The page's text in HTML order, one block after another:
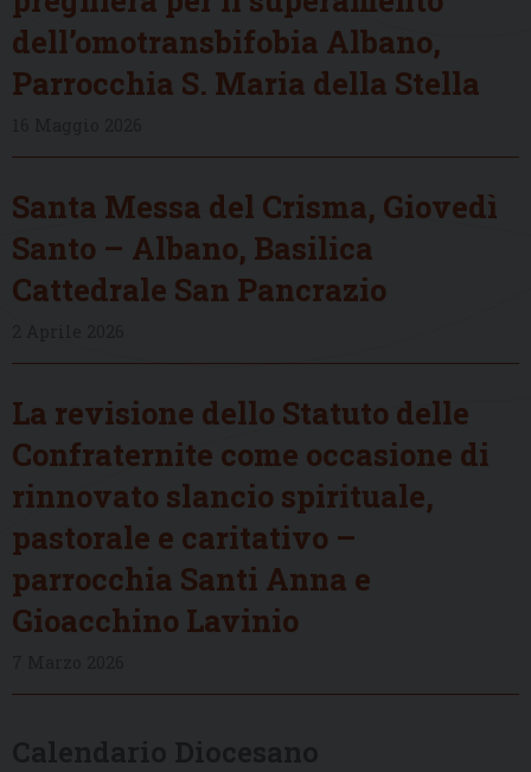
dell’omotransbifobia Albano,
Parrocchia S. Maria della Stella
Santa Messa del Crisma, Giovedì
Santo – Albano, Basilica
Cattedrale San Pancrazio
La revisione dello Statuto delle
Confraternite come occasione di
rinnovato slancio spirituale,
pastorale e caritativo –
parrocchia Santi Anna e
Gioacchino Lavinio